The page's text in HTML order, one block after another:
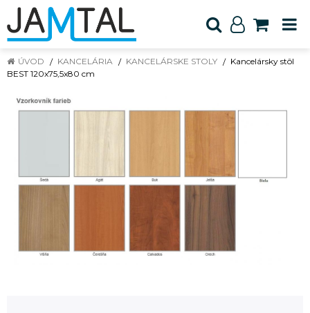
ÚVOD KANCELÁRIA KANCELÁRSKE STOLY
Kancelársky stôl
BEST 120x75,5x80 cm